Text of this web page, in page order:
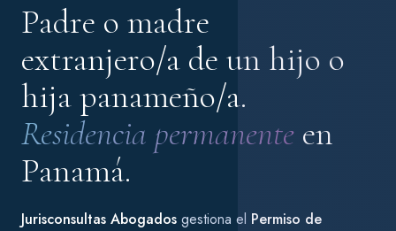
Padre o madre
extranjero/a de un hijo o
hija panameño/a.
Residencia permanente en
Panamá.
Jurisconsultas Abogados gestiona el Permiso de